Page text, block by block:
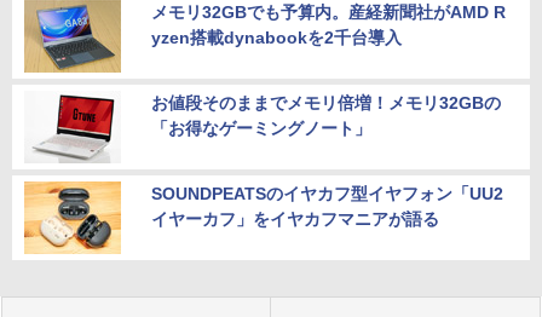
メモリ32GBでも予算内。産経新聞社がAMD R
yzen搭載dynabookを2千台導入
お値段そのままでメモリ倍増！メモリ32GBの
「お得なゲーミングノート」
SOUNDPEATSのイヤカフ型イヤフォン「UU2
イヤーカフ」をイヤカフマニアが語る